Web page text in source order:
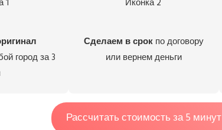
город за 3
Сделаем в срок по договору
или вернем деньги
Рассчитать стоимость за 5 минут